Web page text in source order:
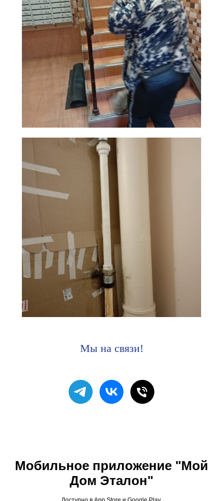
Мы на связи!
Мобильное приложение "Мой
Дом Эталон"